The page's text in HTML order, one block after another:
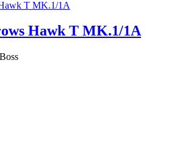
Hawk T MK.1/1A